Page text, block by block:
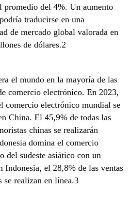
promedio del 4%. Un aumento
traducirse en una
de mercado global valorada en
de dólares.2
el mundo en la mayoría de las
comercio electrónico. En 2023,
comercio electrónico mundial se
China. El 45,9% de todas las
chinas se realizarán
domina el comercio
del sudeste asiático con un
Indonesia, el 28,8% de las ventas
se realizan en línea.3